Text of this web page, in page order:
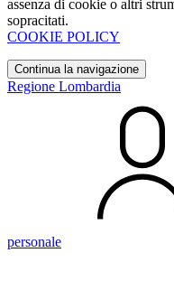
assenza di cookie o altri
sopracitati.
COOKIE POLICY
Continua la navigazione
Regione Lombardia
personale